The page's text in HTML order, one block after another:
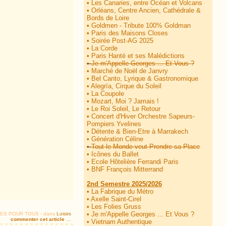
POUR TOUS -dans Loisirs
commenter cet article
• Les Canaries, entre Océan et Volcans
• Orléans, Centre Ancien, Cathédrale &
Bords de Loire
• Goldmen - Tribute 100% Goldman
• Paris des Maisons Closes
• Soirée Post-AG 2025
• La Corde
• Paris Hanté et ses Malédictions
• Je m'Appelle Georges ... Et Vous ?
• Marché de Noël de Janvry
• Bel Canto, Lyrique & Gastronomique
• Alegría, Cirque du Soleil
• La Coupole
• Mozart, Moi ? Jamais !
• Le Roi Soleil, Le Retour
• Concert d'Hiver Orchestre Sapeurs-
Pompiers Yvelines
• Détente & Bien-Etre à Marrakech
• Génération Céline
• Tout le Monde veut Prendre sa Place
• Icônes du Ballet
• Ecole Hôtelière Ferrandi Paris
• BNF François Mitterrand
2nd Semestre 2025/2026
• La Fabrique du Métro
• Axelle Saint-Cirel
• Les Folies Gruss
• Je m'Appelle Georges ... Et Vous ?
• Vietnam Authentique